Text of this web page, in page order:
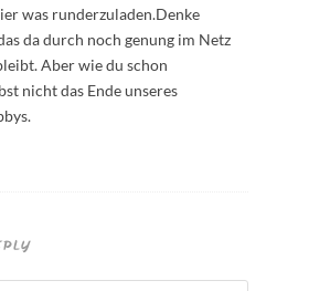
was runderzuladen.Denke
da durch noch genung im Netz
Aber wie du schon
nicht das Ende unseres